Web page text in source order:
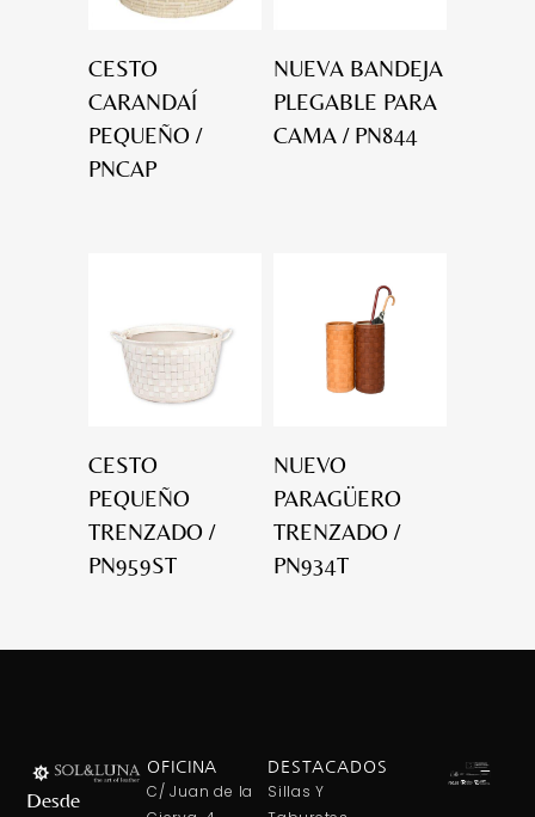
CESTO
CARANDAÍ
PEQUEÑO /
PNCAP
NUEVA BANDEJA
PLEGABLE PARA
CAMA / PN844
CESTO
PEQUEÑO
TRENZADO /
PN959ST
NUEVO
PARAGÜERO
TRENZADO /
PN934T
Desde
OFICINA
C/ Juan de la
DESTACADOS
Sillas Y